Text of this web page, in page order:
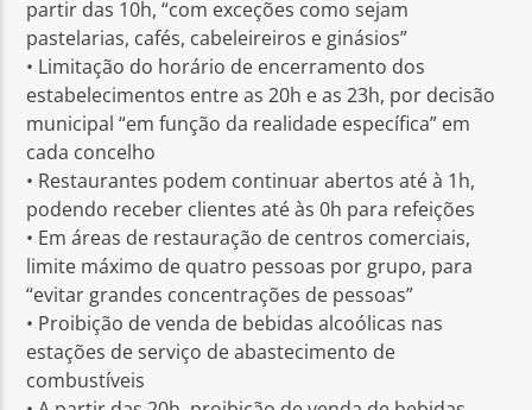
partir das 10h, “com exceções como sejam
pastelarias, cafés, cabeleireiros e ginásios”
• Limitação do horário de encerramento dos
estabelecimentos entre as 20h e as 23h, por decisão
municipal “em função da realidade específica” em
cada concelho
• Restaurantes podem continuar abertos até à 1h,
podendo receber clientes até às 0h para refeições
• Em áreas de restauração de centros comerciais,
limite máximo de quatro pessoas por grupo, para
“evitar grandes concentrações de pessoas”
• Proibição de venda de bebidas alcoólicas nas
estações de serviço de abastecimento de
combustíveis